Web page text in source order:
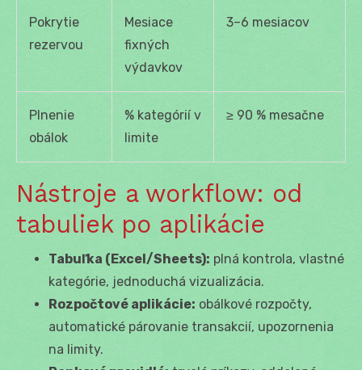
Pokrytie
rezervou
Mesiace
fixných
výdavkov
3–6 mesiacov
Plnenie
obálok
% kategórií v
limite
≥ 90 % mesačne
Nástroje a workflow: od
tabuliek po aplikácie
Tabuľka (Excel/Sheets): plná kontrola, vlastné
kategórie, jednoduchá vizualizácia.
Rozpočtové aplikácie: obálkové rozpočty,
automatické párovanie transakcií, upozornenia
na limity.